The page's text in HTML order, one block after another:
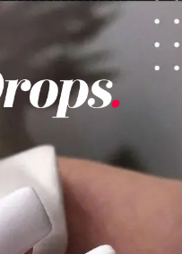
https://danidrops.com.br/category/tendencia-de-unhas/